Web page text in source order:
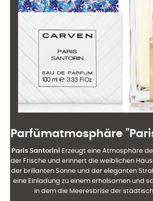
Parfümatmosphäre
Paris Santorini Erzeugt eine Atmosphäre
der Frische und erinnert die weiblichen
der brillanten Sonne und der eleganten
eine Einladung zu einem erholsamen und
in dem die Meeresbrise der